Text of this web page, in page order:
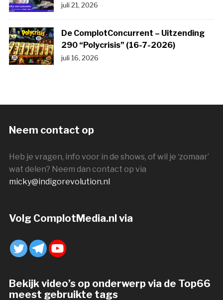
juli 21, 2026
De ComplotConcurrent – Uitzending
290 “Polycrisis” (16-7-2026)
juli 16, 2026
Neem contact op
Heb je vragen, info voor in de shows, of wil je ‘zomaar’
wat delen? Neem dan contact op via
micky@indigorevolution.nl
Volg ComplotMedia.nl via
Bekijk video’s op onderwerp via de Top66
meest gebruikte tags